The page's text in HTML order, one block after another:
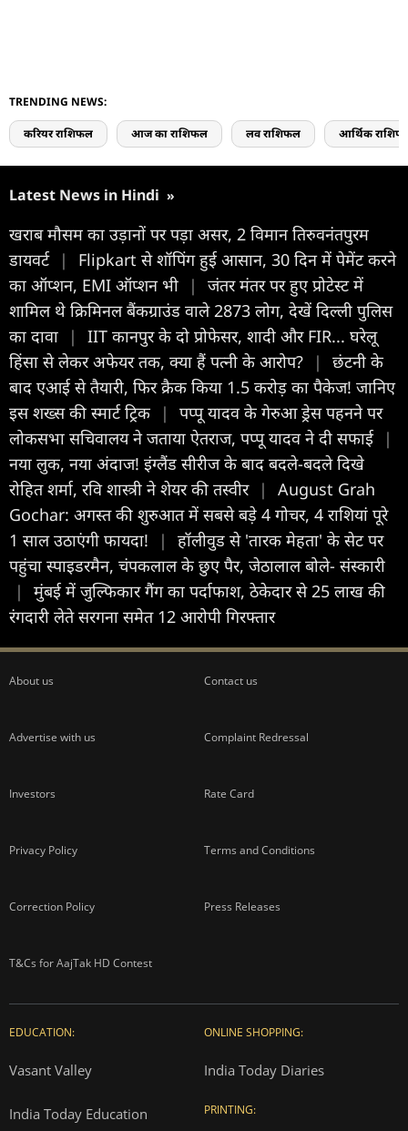
TRENDING NEWS:
करियर राशिफल आज का राशिफल लव राशिफल आर्थिक
Latest News in Hindi »
खराब मौसम का उड़ानों पर पड़ा असर, 2 विमान तिरुवनंतपुरम
डायवर्ट |
Flipkart से शॉपिंग हुई आसान, 30 दिन में पेमेंट करने
का ऑप्शन, EMI ऑप्शन भी
|
जंतर मंतर पर हुए प्रोटेस्ट में
शा‍म‍िल थे क्रि‍म‍िनल बैंकग्राउंड वाले 2873 लोग, देखें दिल्ली पुलिस
का दावा
|
IIT कानपुर के दो प्रोफेसर, शादी और FIR... घरेलू
हिंसा से लेकर अफेयर तक, क्या हैं पत्नी के आरोप?
|
छंटनी के
बाद एआई से तैयारी, फिर क्रैक किया 1.5 करोड़ का पैकेज! जानिए
इस शख्स की स्मार्ट ट्रिक
|
पप्पू यादव के गेरुआ ड्रेस पहनने पर
लोकसभा सचिवालय ने जताया ऐतराज, पप्पू यादव ने दी सफाई
|
नया लुक, नया अंदाज! इंग्लैंड सीरीज के बाद बदले-बदले दिखे
रोहित शर्मा, रवि शास्त्री ने शेयर की तस्वीर |
August Grah
Gochar: अगस्त की शुरुआत में सबसे बड़े 4 गोचर, 4 राशियां पूरे
1 साल उठाएंगी फायदा!
|
हॉलीवुड से 'तारक मेहता' के सेट पर
पहुंचा स्पाइडरमैन, चंपकलाल के छुए पैर, जेठालाल बोले- संस्कारी
|
मुंबई में जुल्फिकार गैंग का पर्दाफाश, ठेकेदार से 25 लाख की
रंगदारी लेते सरगना समेत 12 आरोपी गिरफ्तार
About us Contact us
Advertise with us Complaint Redressal
Investors Rate Card
Privacy Policy Terms and Conditions
Correction Policy Press Releases
T&Cs for AajTak HD Contest
EDUCATION:
Vasant Valley
India Today Education
ONLINE SHOPPING:
India Today Diaries
PRINTING: